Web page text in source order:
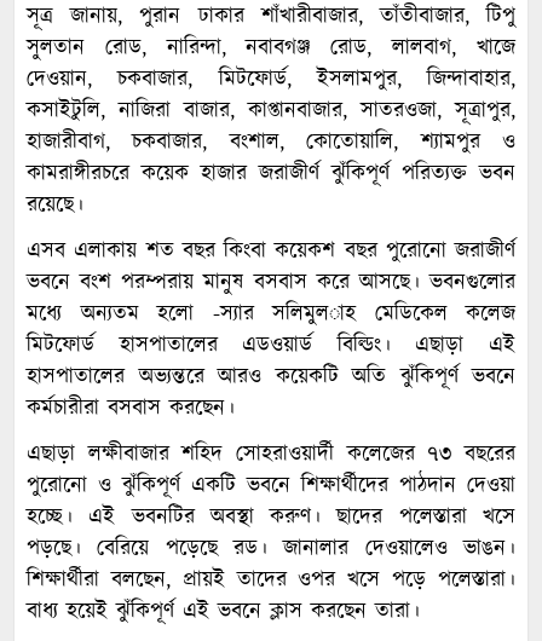
সূত্র জানায়, পুরান ঢাকার শাঁখারীবাজার, তাঁতীবাজার, টিপু
সুলতান রোড, নারিন্দা, নবাবগঞ্জ রোড, লালবাগ, খাজে
দেওয়ান, চকবাজার, মিটফোর্ড, ইসলামপুর, জিন্দাবাহার,
কসাইটুলি, নাজিরা বাজার, কাপ্তানবাজার, সাতরওজা, সূত্রাপুর,
হাজারীবাগ, চকবাজার, বংশাল, কোতোয়ালি, শ্যামপুর ও
কামরাঙ্গীরচরে কয়েক হাজার জরাজীর্ণ ঝুঁকিপূর্ণ পরিত্যক্ত ভবন
রয়েছে।
এসব এলাকায় শত বছর কিংবা কয়েকশ বছর পুরোনো জরাজীর্ণ
ভবনে বংশ পরম্পরায় মানুষ বসবাস করে আসছে। ভবনগুলোর
মধ্যে অন্যতম হলো -স্যার সলিমুল­াহ মেডিকেল কলেজ
মিটফোর্ড হাসপাতালের এডওয়ার্ড বিল্ডিং। এছাড়া এই
হাসপাতালের অভ্যন্তরে আরও কয়েকটি অতি ঝুঁকিপূর্ণ ভবনে
কর্মচারীরা বসবাস করছেন।
এছাড়া লক্ষীবাজার শহিদ সোহরাওয়ার্দী কলেজের ৭৩ বছরের
পুরোনো ও ঝুঁকিপূর্ণ একটি ভবনে শিক্ষার্থীদের পাঠদান দেওয়া
হচ্ছে। এই ভবনটির অবস্থা করুণ। ছাদের পলেস্তারা খসে
পড়ছে। বেরিয়ে পড়েছে রড। জানালার দেওয়ালেও ভাঙন।
শিক্ষার্থীরা বলছেন, প্রায়ই তাদের ওপর খসে পড়ে পলেস্তারা।
বাধ্য হয়েই ঝুঁকিপূর্ণ এই ভবনে ক্লাস করছেন তারা।